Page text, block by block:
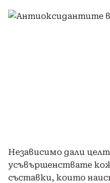
Независимо дали
усъвършенствате
съставки, които